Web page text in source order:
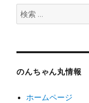
検
索:
のんちゃん丸情報
ホームページ